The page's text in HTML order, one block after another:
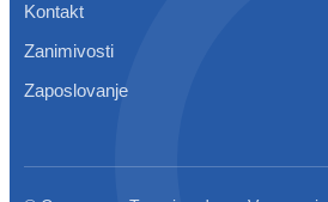
Kontakt
Zanimivosti
Zaposlovanje